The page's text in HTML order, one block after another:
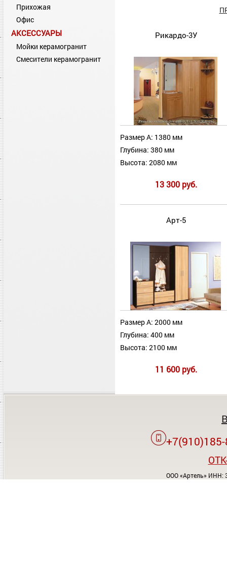
Прихожая
Офис
АКСЕССУАРЫ
Мойки керамогранит
Смесители керамогранит
Рикардо-3У
Размер А: 1380 мм
Глубина: 380 мм
Высота: 2080 мм
13 300 руб.
Арт-5
Размер А: 2000 мм
Глубина: 400 мм
Высота: 2100 мм
11 600 руб.
ООО «Артель» ИНН: